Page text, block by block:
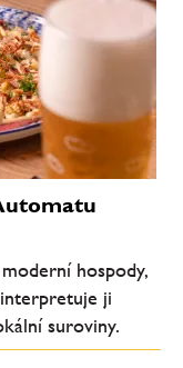
hospody,
ji
suroviny.